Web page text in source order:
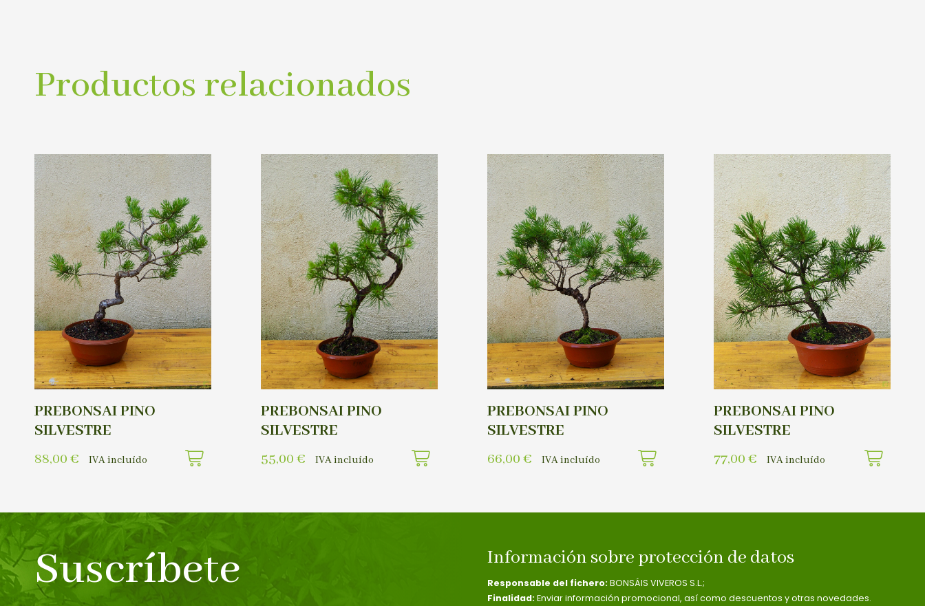
Productos relacionados
PREBONSAI PINO
SILVESTRE
88,00 € IVA incluído
PREBONSAI PINO
SILVESTRE
55,00 € IVA incluído
PREBONSAI PINO
SILVESTRE
66,00 € IVA incluído
PREBONSAI PINO
SILVESTRE
77,00 € IVA incluído
Suscríbete Información sobre protección de datos
Responsable del fichero: BONSÁIS VIVEROS S.L.;
Finalidad: Enviar información promocional, así como descuentos y otras novedades.